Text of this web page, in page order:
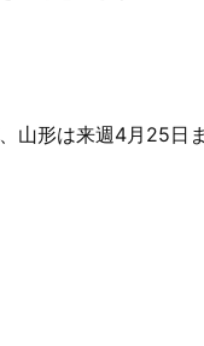
山形は来週4月25日